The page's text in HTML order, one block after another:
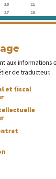
20 21
27 28
aux informations
de traducteur.
et fiscal